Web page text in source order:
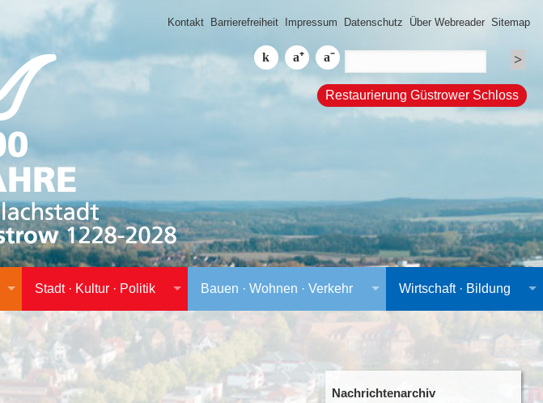
Kontakt Barrierefreiheit Impressum Datenschutz Über Webreader Sitemap
Restaurierung Güstrower Schloss
Stadt · Kultur · Politik Bauen · Wohnen · Verkehr Wirtschaft · Bildung
Nachrichtenarchiv